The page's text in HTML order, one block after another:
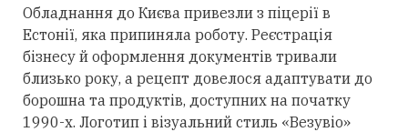
Обладнання до Києва привезли з піцерії в
Естонії, яка припиняла роботу. Реєстрація
бізнесу й оформлення документів тривали
близько року, а рецепт довелося адаптувати до
борошна та продуктів, доступних на початку
1990-х. Логотип і візуальний стиль «Везувіо»